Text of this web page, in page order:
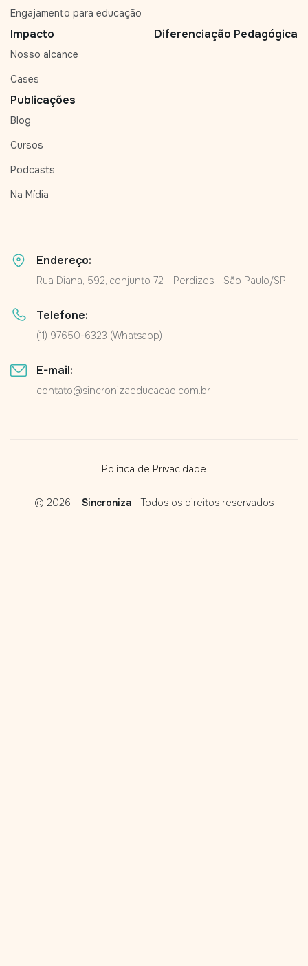
Engajamento para educação
Impacto
Nosso alcance
Cases
Diferenciação Pedagógica
Publicações
Blog
Cursos
Podcasts
Na Mídia
Endereço:
Rua Diana, 592, conjunto 72 - Perdizes - São Paulo/SP
Telefone:
(11) 97650-6323 (Whatsapp)
E-mail:
contato@sincronizaeducacao.com.br
Política de Privacidade
© 2026 Sincroniza Todos os direitos reservados